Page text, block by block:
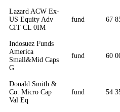
Lazard ACW Ex-
US Equity Adv
CIT CL 0IM
fund 67
Indosuez Funds
America
Small&Mid Caps
G
fund 60
Donald Smith &
Co. Micro Cap
Val Eq
fund 54